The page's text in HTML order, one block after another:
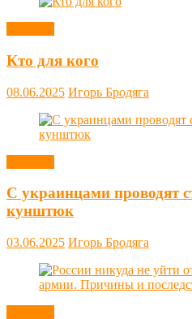
Кто для кого
08.06.2025 Игорь Бродяга
С украинцами проводят
кунштюк
03.06.2025 Игорь Бродяга